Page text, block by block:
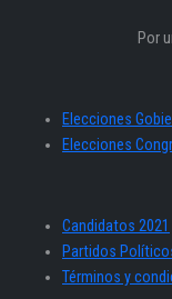
Por
Elecciones
Elecciones
Candidatos 2021
Partidos
Términos y